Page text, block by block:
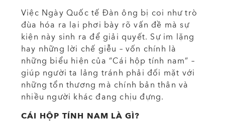
Việc Ngày Quốc tế Đàn ông bị coi như trò
đùa hóa ra lại phơi bày rõ vấn đề mà sự
kiện này sinh ra để giải quyết. Sự im lặng
hay những lời chế giễu – vốn chính là
những biểu hiện của “Cái hộp tính nam” –
giúp người ta lảng tránh phải đối mặt với
những tổn thương mà chính bản thân và
nhiều người khác đang chịu đựng.
CÁI HỘP TÍNH NAM LÀ GÌ?